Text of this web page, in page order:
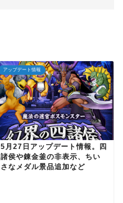
アップデート情報
5月27日アップデート情報。四
諸侯や錬金釜の非表示、ちい
さなメダル景品追加など